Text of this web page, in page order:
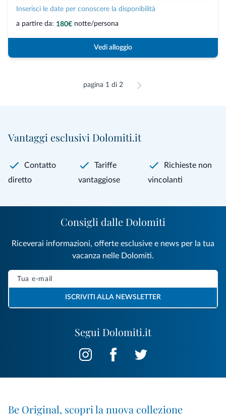
Inserisci le date per conoscere la disponibilità
a partire da: 180€ notte/persona
Vedi alloggio
pagina 1 di 2
Vantaggi esclusivi Dolomiti.it
Contatto
diretto
Tariffe
vantaggiose
Richieste non
vincolanti
Segui Dolomiti.it
Consigli dalle Dolomiti
Riceverai informazioni, offerte esclusive e news per la tua
vacanza nelle Dolomiti.
ISCRIVITI ALLA NEWSLETTER
Be Original, scopri la nuova collezione